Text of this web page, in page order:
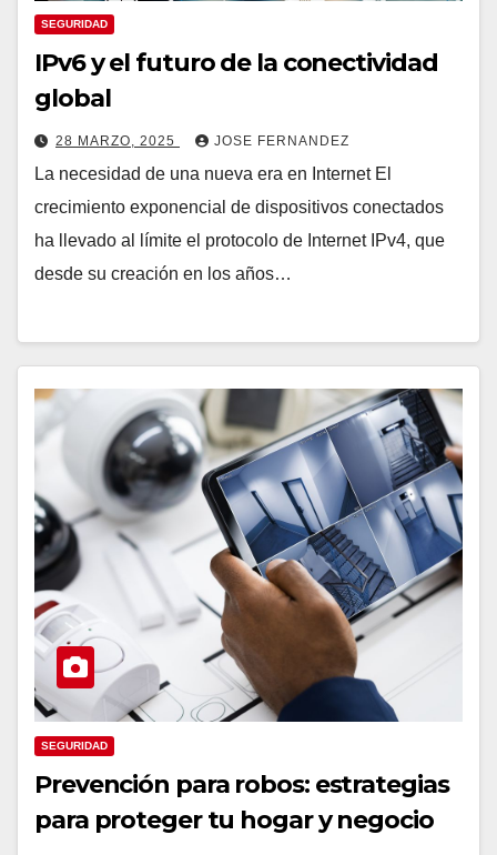
SEGURIDAD
IPv6 y el futuro de la conectividad
global
28 MARZO, 2025 JOSE FERNANDEZ
La necesidad de una nueva era en Internet El
crecimiento exponencial de dispositivos conectados
ha llevado al límite el protocolo de Internet IPv4, que
desde su creación en los años…
SEGURIDAD
Prevención para robos: estrategias
para proteger tu hogar y negocio